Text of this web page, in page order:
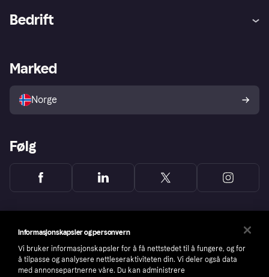
Utforsk butikker
Bedrift
Merchant portal
Marked
Norge
Følg
Informasjonskapsler og personvern
Vi bruker informasjonskapsler for å få nettstedet til å fungere, og for
å tilpasse og analysere nettleseraktiviteten din. Vi deler også data
med annonsepartnerne våre. Du kan administrere